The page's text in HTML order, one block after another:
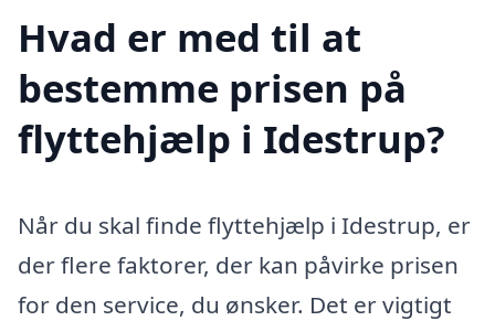
Hvad er med til at
bestemme prisen på
flyttehjælp i Idestrup?
Når du skal finde flyttehjælp i Idestrup, er
der flere faktorer, der kan påvirke prisen
for den service, du ønsker. Det er vigtigt